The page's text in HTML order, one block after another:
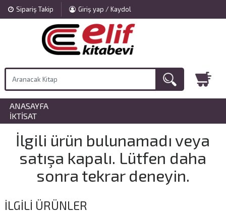
Sipariş Takip Giriş yap / Kaydol
ANASAYFA
İKTISAT
İlgili ürün bulunamadı veya
satışa kapalı. Lütfen daha
sonra tekrar deneyin.
İLGILI ÜRÜNLER